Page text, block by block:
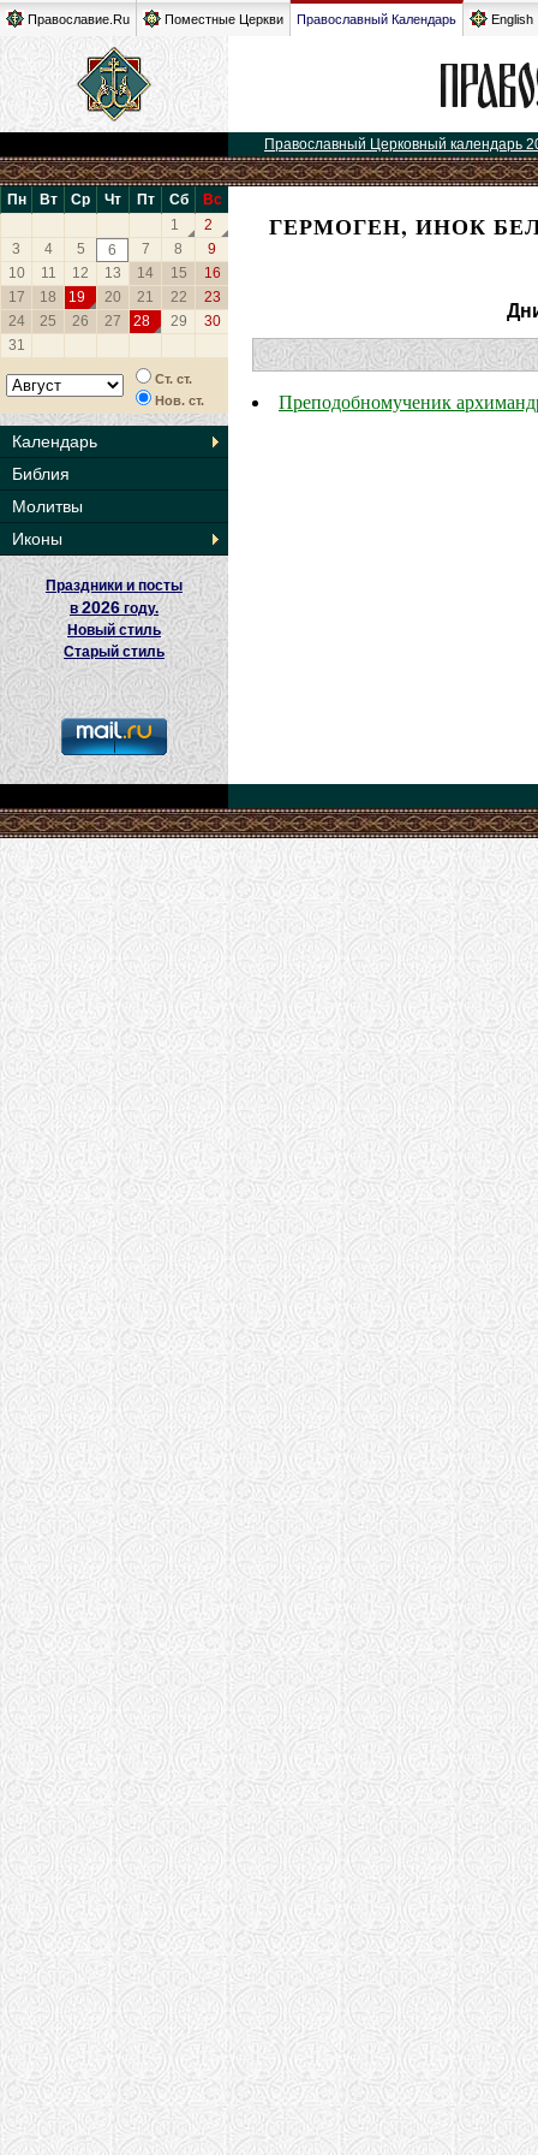
Православие.Ru Поместные Церкви Православный Календарь English
Православный Церковный календарь
Пн Вт Ср Чт Пт Сб
Вс
1
2
3
4 5 6 7 8
9
10
11 12 13 14 15
16
17
18 19 20 21 22
23
24
25 26 27 28 29
30
31
Ст. ст.
Нов. ст.
Календарь
Библия
Молитвы
Иконы
Праздники и посты
в2026 году.
Новый стиль
Старый стиль
ГЕРМОГЕН, ИНОК
Преподобномученик